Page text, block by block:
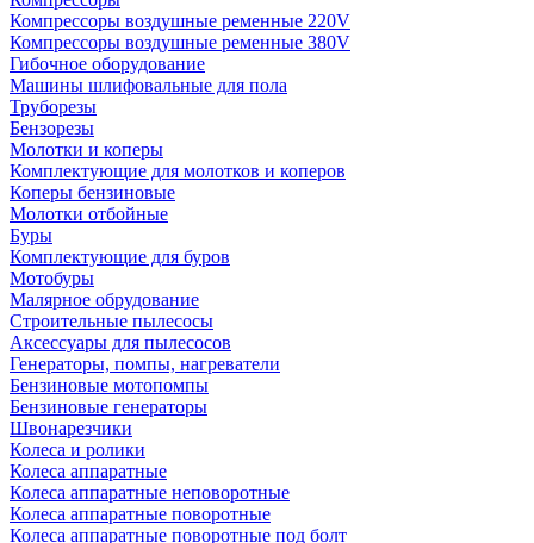
Компрессоры воздушные ременные 220V
Компрессоры воздушные ременные 380V
Гибочное оборудование
Машины шлифовальные для пола
Труборезы
Бензорезы
Молотки и коперы
Комплектующие для молотков и коперов
Коперы бензиновые
Молотки отбойные
Буры
Комплектующие для буров
Мотобуры
Малярное обрудование
Строительные пылесосы
Аксессуары для пылесосов
Генераторы, помпы, нагреватели
Бензиновые мотопомпы
Бензиновые генераторы
Швонарезчики
Колеса и ролики
Колеса аппаратные
Колеса аппаратные неповоротные
Колеса аппаратные поворотные
Колеса аппаратные поворотные под болт